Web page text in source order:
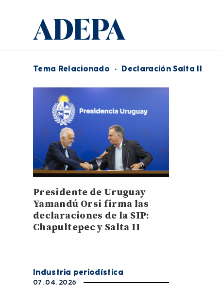
Tema Relacionado · Declaración Salta II
Presidente de Uruguay
Yamandú Orsi firma las
declaraciones de la SIP:
Chapultepec y Salta II
Industria periodística
07. 04. 2026